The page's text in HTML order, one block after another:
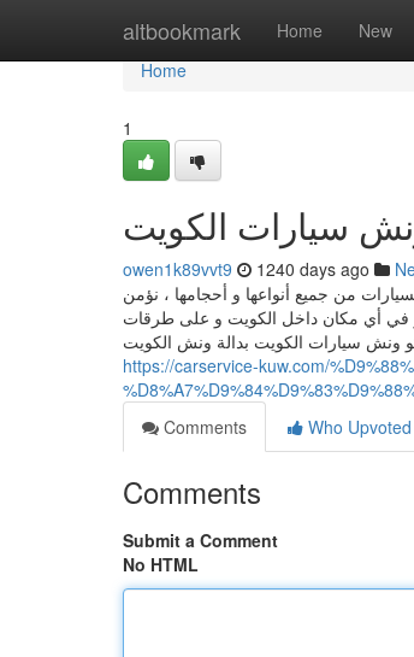
altbookmark Home New
Home
Home
1
سيارات الكويت
owen1k89vvt9 1240 days ago
من جميع أنواعها و أحجامها ، نؤمن
و في أي مكان داخل الكويت و على طرقات
ونش سيارات الكويت بدالة ونش الكويت
https://carservice-kuw.com/
Comments
Who Upvoted
Comments
Submit a Comment
No HTML